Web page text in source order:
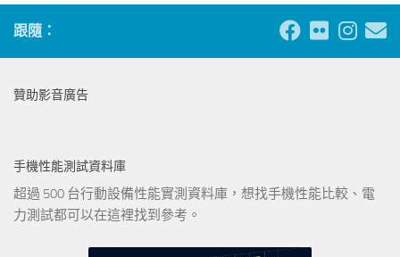
跟隨：
贊助影音廣告
手機性能測試資料庫
超過 500 台行動設備性能實測資料庫，想找手機性能比較、電
力測試都可以在這裡找到參考。